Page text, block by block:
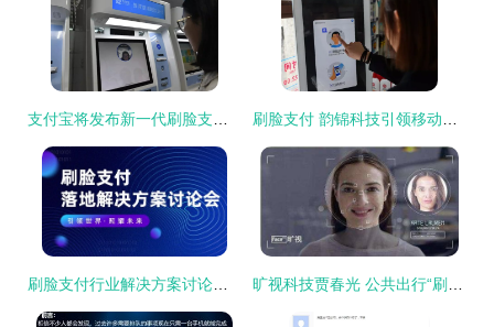
支付宝将发布新一代刷脸支付产品，开启移动支付新篇章 刷脸支付 韵锦科技引领移动支付新未来
刷脸支付行业解决方案讨论会 构建智能支付新生态 旷视科技贾春光 公共出行“刷脸”指日可待，移动支付再进化